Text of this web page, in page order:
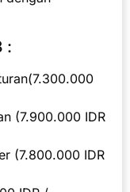
:
(7.900.000 IDR
(7.800.000 IDR